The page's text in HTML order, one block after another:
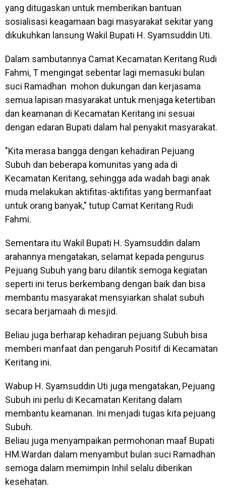
yang ditugaskan untuk memberikan bantuan
sosialisasi keagamaan bagi masyarakat sekitar yang
dikukuhkan lansung Wakil Bupati H. Syamsuddin Uti.
Dalam sambutannya Camat Kecamatan Keritang Rudi
Fahmi, T mengingat sebentar lagi memasuki bulan
suci Ramadhan mohon dukungan dan kerjasama
semua lapisan masyarakat untuk menjaga ketertiban
dan keamanan di Kecamatan Keritang ini sesuai
dengan edaran Bupati dalam hal penyakit masyarakat.
"Kita merasa bangga dengan kehadiran Pejuang
Subuh dan beberapa komunitas yang ada di
Kecamatan Keritang, sehingga ada wadah bagi anak
muda melakukan aktifitas-aktifitas yang bermanfaat
untuk orang banyak," tutup Camat Keritang Rudi
Fahmi.
Sementara itu Wakil Bupati H. Syamsuddin dalam
arahannya mengatakan, selamat kepada pengurus
Pejuang Subuh yang baru dilantik semoga kegiatan
seperti ini terus berkembang dengan baik dan bisa
membantu masyarakat mensyiarkan shalat subuh
secara berjamaah di mesjid.
Beliau juga berharap kehadiran pejuang Subuh bisa
memberi manfaat dan pengaruh Positif di Kecamatan
Keritang ini.
Wabup H. Syamsuddin Uti juga mengatakan, Pejuang
Subuh ini perlu di Kecamatan Keritang dalam
membantu keamanan. Ini menjadi tugas kita pejuang
Subuh.
Beliau juga menyampaikan permohonan maaf Bupati
HM.Wardan dalam menyambut bulan suci Ramadhan
semoga dalam memimpin Inhil selalu diberikan
kesehatan.